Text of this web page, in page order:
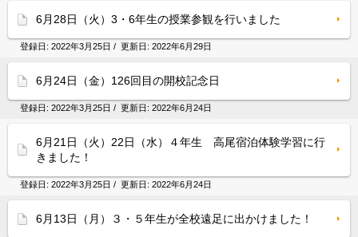
6月28日（火）3・6年生の授業参観を行いました
登録日: 2022年3月25日 / 更新日: 2022年6月29日
6月24日（金）126回目の開校記念日
登録日: 2022年3月25日 / 更新日: 2022年6月24日
6月21日（火）22日（水）４年生 高尾宿泊体験学習に行
きました！
登録日: 2022年3月25日 / 更新日: 2022年6月24日
6月13日（月）３・５年生が全校遠足に出かけました！